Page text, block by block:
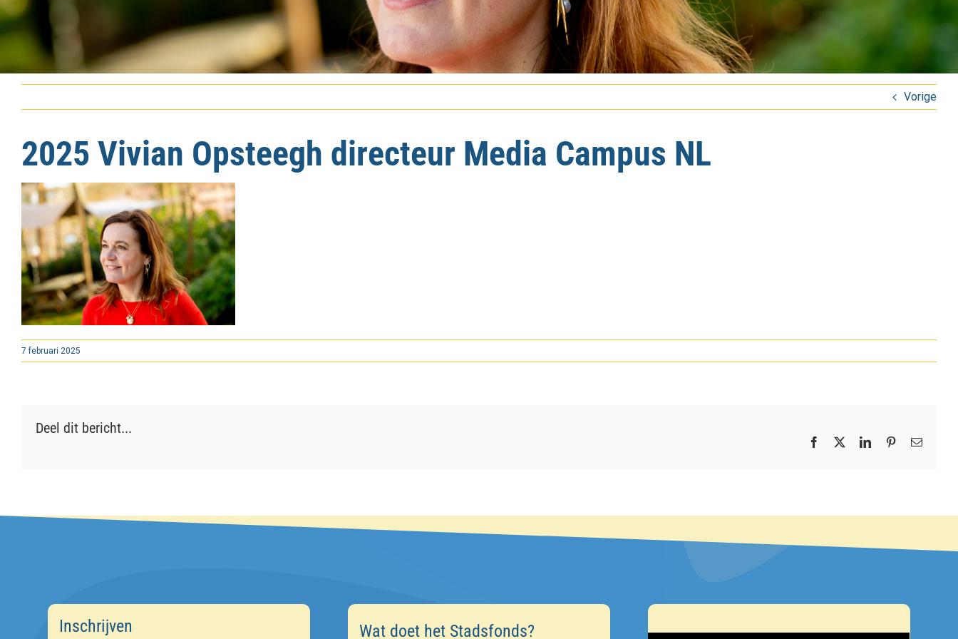
Vorige
2025 Vivian Opsteegh directeur Media Campus NL
7 februari 2025
Deel dit bericht...
Facebook LinkedInPinterest
E-
Inschrijven Wat doet het Stadsfonds?